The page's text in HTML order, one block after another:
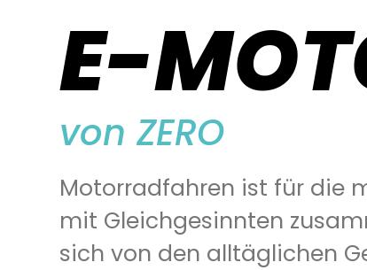
E-
von ZERO
Motorradfahren ist für die
mit Gleichgesinnten
sich von den alltäglichen